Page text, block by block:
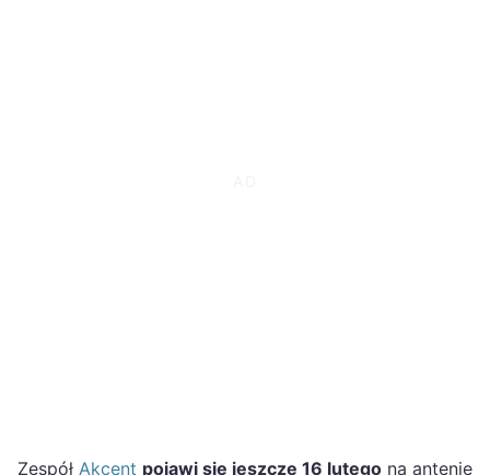
Zespół Akcent pojawi się jeszcze 16 lutego na antenie